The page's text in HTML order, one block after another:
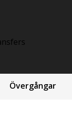
Övergångar